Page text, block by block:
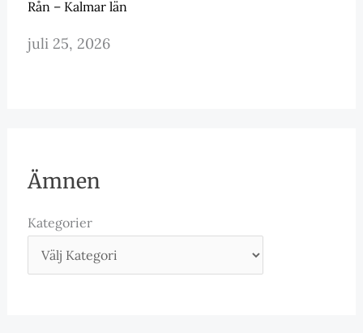
Rån – Kalmar län
juli 25, 2026
Ämnen
Kategorier